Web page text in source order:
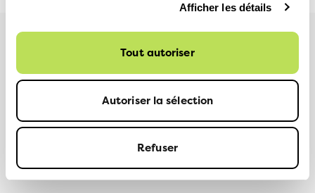
Afficher les détails
Tout autoriser
Autoriser la sélection
Refuser
LinkedIn